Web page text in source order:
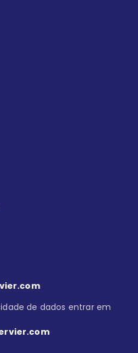
de dados entrar em